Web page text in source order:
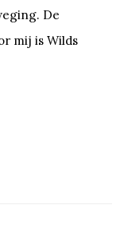
De
mij is Wilds